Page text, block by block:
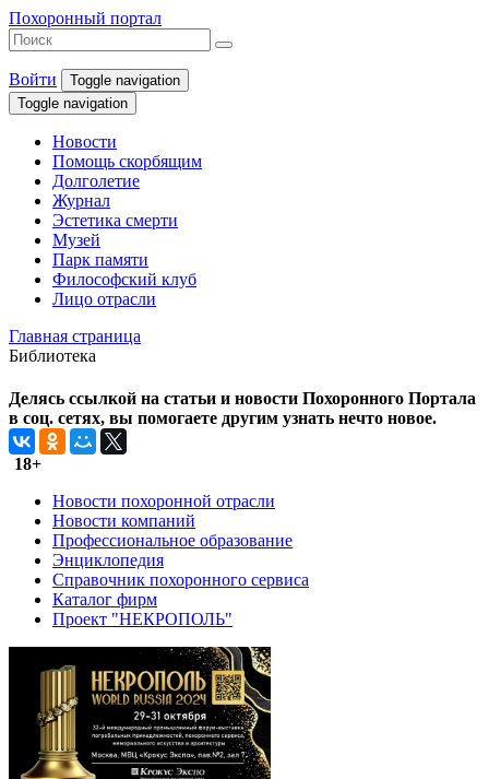
Похоронный портал
Войти
Toggle navigation
Toggle navigation
Новости
Помощь скорбящим
Долголетие
Журнал
Эстетика смерти
Музей
Парк памяти
Философский клуб
Лицо отрасли
Главная страница
Библиотека
Делясь ссылкой на статьи и новости Похоронного Портала
в соц. сетях, вы помогаете другим узнать нечто новое.
18+
Новости похоронной отрасли
Новости компаний
Профессиональное образование
Энциклопедия
Справочник похоронного сервиса
Каталог фирм
Проект "НЕКРОПОЛЬ"